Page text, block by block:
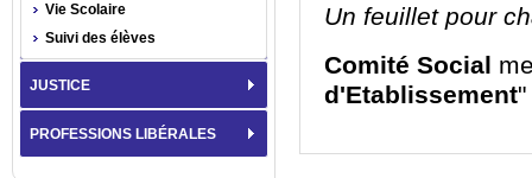
Un feuillet pour
Comité Social
d'Etablissement
Vie Scolaire
Suivi des élèves
JUSTICE
PROFESSIONS LIBÉRALES